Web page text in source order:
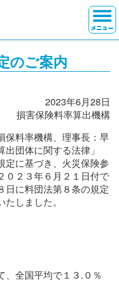
のご案内
2023年6月28日
損害保険料率算出機構
保料率機構、理事長：早
団体に関する法律」
定に基づき、火災保険参
０２３年６月２１日付で
日に料団法第８条の規定
しました。
、全国平均で１３.０％